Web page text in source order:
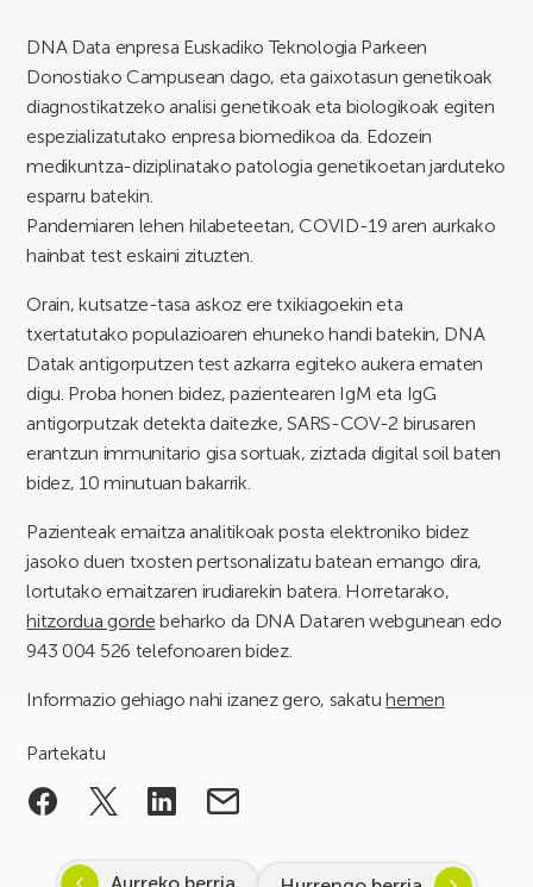
DNA Data enpresa Euskadiko Teknologia Parkeen
Donostiako Campusean dago, eta gaixotasun genetikoak
diagnostikatzeko analisi genetikoak eta biologikoak egiten
espezializatutako enpresa biomedikoa da. Edozein
medikuntza-diziplinatako patologia genetikoetan jarduteko
esparru batekin.
Pandemiaren lehen hilabeteetan, COVID-19 aren aurkako
hainbat test eskaini zituzten.
Orain, kutsatze-tasa askoz ere txikiagoekin eta
txertatutako populazioaren ehuneko handi batekin, DNA
Datak antigorputzen test azkarra egiteko aukera ematen
digu. Proba honen bidez, pazientearen IgM eta IgG
antigorputzak detekta daitezke, SARS-COV-2 birusaren
erantzun immunitario gisa sortuak, ziztada digital soil baten
bidez, 10 minutuan bakarrik.
Pazienteak emaitza analitikoak posta elektroniko bidez
jasoko duen txosten pertsonalizatu batean emango dira,
lortutako emaitzaren irudiarekin batera. Horretarako,
hitzordua gorde beharko da DNA Dataren webgunean edo
943 004 526 telefonoaren bidez.
Informazio gehiago nahi izanez gero, sakatuhemen
Partekatu